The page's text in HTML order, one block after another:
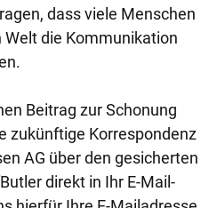
dass viele Menschen
die Kommunikation
Beitrag zur Schonung
zukünftige Korrespondenz
AG über den gesicherten
direkt in Ihr E-Mail-